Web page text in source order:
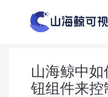
山海鲸中如
钮组件来控